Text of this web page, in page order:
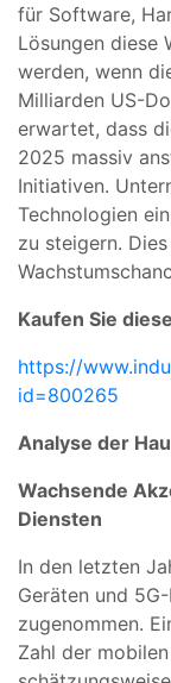
für Software,
Lösungen diese
werden, wenn
Milliarden US-
erwartet, dass
2025 massiv
Initiativen.
Technologien
zu steigern.
Kaufen Sie
https://
id=800265
Analyse der
Wachsende
Diensten
In den letzten
Geräten und
zugenommen.
Zahl der